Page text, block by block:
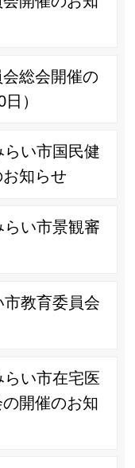
総会開催の
）
い市国民健
知らせ
い市景観審
教育委員会
い市在宅医
開催のお知